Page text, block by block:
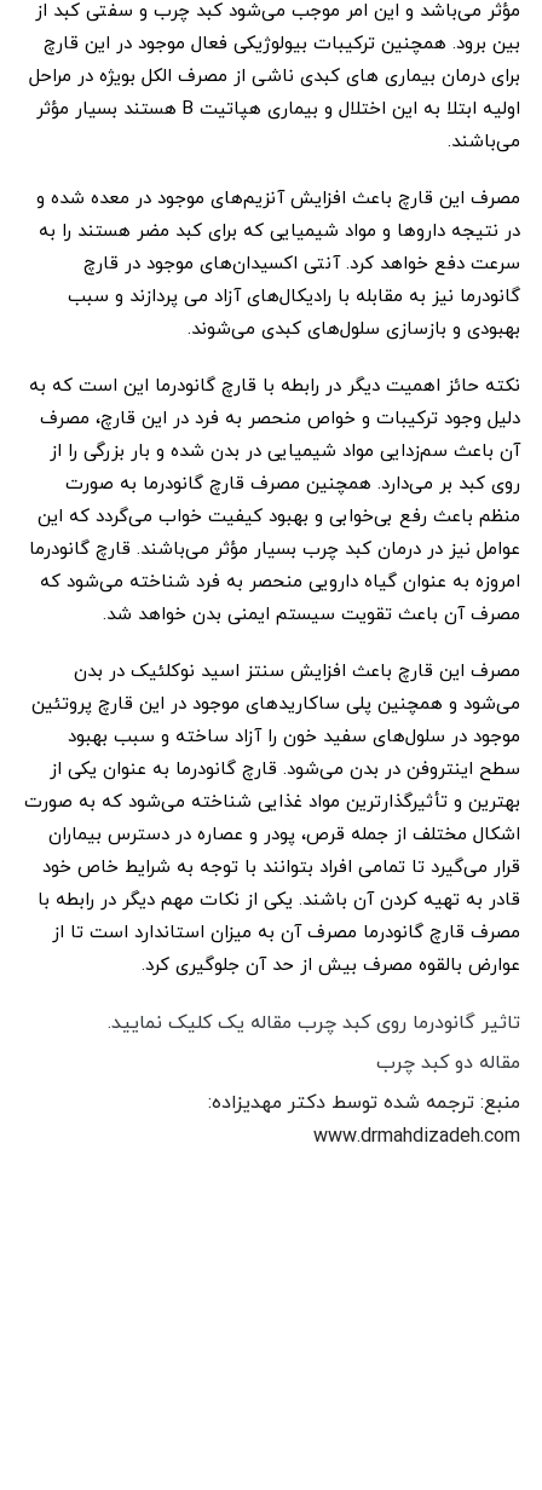
مؤثر می‌باشد و این امر موجب می‌شود کبد چرب و سفتی کبد از
بین برود. همچنین ترکیبات بیولوژیکی فعال موجود در این قارچ
برای درمان بیماری های کبدی ناشی از مصرف الکل بویژه در مراحل
اولیه ابتلا به این اختلال و بیماری هپاتیت B هستند بسیار مؤثر
می‌باشند.
مصرف این قارچ باعث افزایش آنزیم‌های موجود در معده شده و
در نتیجه داروها و مواد شیمیایی که برای کبد مضر هستند را به
سرعت دفع خواهد کرد. آنتی اکسیدان‌های موجود در قارچ
گانودرما نیز به مقابله با رادیکال‌های آزاد می پردازند و سبب
بهبودی و بازسازی سلول‌های کبدی می‌شوند.
نکته حائز اهمیت دیگر در رابطه با قارچ گانودرما این است که به
دلیل وجود ترکیبات و خواص منحصر به فرد در این قارچ، مصرف
آن باعث سم‌زدایی مواد شیمیایی در بدن شده و بار بزرگی را از
روی کبد بر می‌دارد. همچنین مصرف قارچ گانودرما به صورت
منظم باعث رفع بی‌خوابی و بهبود کیفیت خواب می‌گردد که این
عوامل نیز در درمان کبد چرب بسیار مؤثر می‌باشند. قارچ گانودرما
امروزه به عنوان گیاه دارویی منحصر به فرد شناخته می‌شود که
مصرف آن باعث تقویت سیستم ایمنی بدن خواهد شد.
مصرف این قارچ باعث افزایش سنتز اسید نوکلئیک در بدن
می‌شود و همچنین پلی ساکاریدهای موجود در این قارچ پروتئین
موجود در سلول‌های سفید خون را آزاد ساخته و سبب بهبود
سطح اینتروفن در بدن می‌شود. قارچ گانودرما به عنوان یکی از
بهترین و تأثیرگذارترین مواد غذایی شناخته می‌شود که به صورت
اشکال مختلف از جمله قرص، پودر و عصاره در دسترس بیماران
قرار می‌گیرد تا تمامی افراد بتوانند با توجه به شرایط خاص خود
قادر به تهیه کردن آن باشند. یکی از نکات مهم دیگر در رابطه با
مصرف قارچ گانودرما مصرف آن به میزان استاندارد است تا از
عوارض بالقوه مصرف بیش از حد آن جلوگیری کرد.
تاثیر گانودرما روی کبد چرب مقاله یک کلیک نمایید.
مقاله دو کبد چرب
منبع: ترجمه شده توسط دکتر مهدیزاده:
www.drmahdizadeh.com